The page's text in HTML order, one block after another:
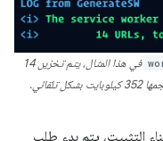
في هذا المثال، يتم تخزين 14
التثبيت، يتم بدء طلب